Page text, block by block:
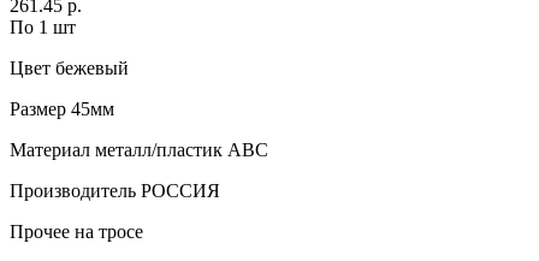
261.45 р.
По 1 шт
Цвет бежевый
Размер 45мм
Материал металл/пластик АВС
Производитель РОССИЯ
Прочее на тросе